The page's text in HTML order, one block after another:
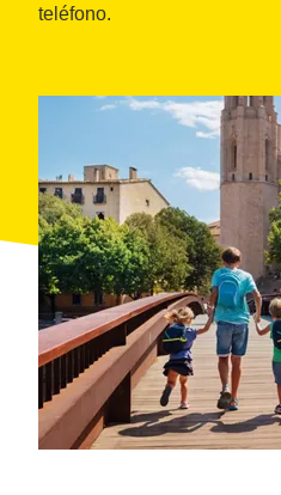
teléfono.